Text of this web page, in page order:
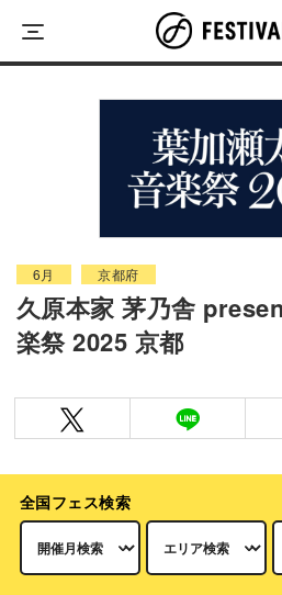
content
6月 京都府
久原本家 茅乃舎
楽祭 2025 京都
全国フェス検索